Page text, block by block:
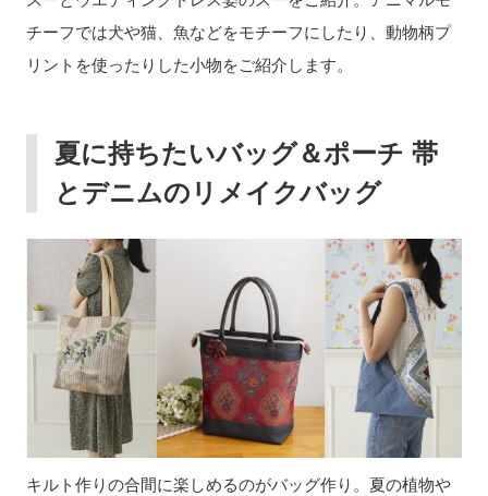
チーフでは犬や猫、魚などをモチーフにしたり、動物柄プ
リントを使ったりした小物をご紹介します。
夏に持ちたいバッグ＆ポーチ 帯
とデニムのリメイクバッグ
キルト作りの合間に楽しめるのがバッグ作り。夏の植物や